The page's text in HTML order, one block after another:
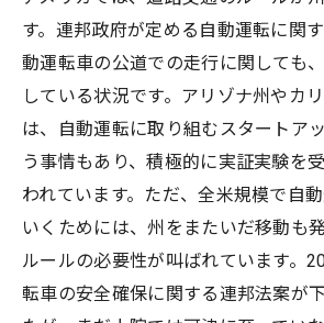
す。連邦政府が定める自動運転に関
動運転車の公道での走行に関しても
している状況です。アリゾナ州やカ
は、自動運転に取り組むスタートア
う事情もあり、積極的に実証実験を
われています。ただ、全米規模で自
いくためには、州をまたいだ移動も
ルールの必要性が叫ばれています。
転車の安全確保に関する連邦法案が